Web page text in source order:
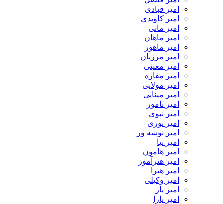
امیر قبادی
امیر کاویدی
امیر مانی
امیر ماهان
امیر ماهور
امیر مرزبان
امیر معینی
امیر مقاره
امیر مولایی
امیر مینایی
امیر نامور
امیر نبوی
امیر نوری
امیر نوشه ور
امیر نیا
امیر هامون
امیر هنرآموز
امیر هیرا
امیر وکیلی
امیر یار
امیر یارا